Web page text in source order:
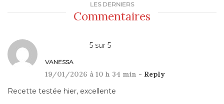
LES DERNIERS
Commentaires
5 sur 5
VANESSA
19/01/2026 à 10 h 34 min - Reply
Recette testée hier, excellente